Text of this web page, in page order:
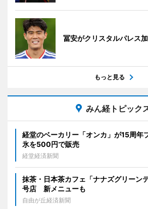
冨安がクリスタルパレス
もっと見る
みん経トピック
経堂のベーカリー「オンカ」が15周
氷を500円で販売
経堂経済新聞
抹茶・日本茶カフェ「ナナズグリーン
号店 新メニューも
自由が丘経済新聞